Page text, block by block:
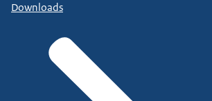
Downloads